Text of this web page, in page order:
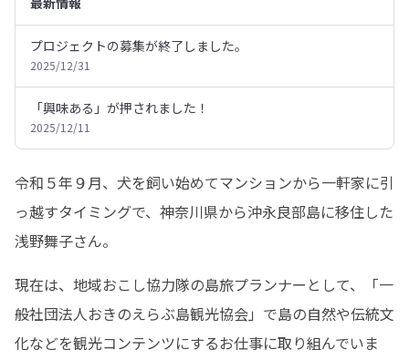
プロジェクトの募集が終了しました。
2025/12/31
「興味ある」が押されました！
2025/12/11
令和５年９月、犬を飼い始めてマンションから一軒家に引
っ越すタイミングで、神奈川県から沖永良部島に移住した
浅野舞子さん。
現在は、地域おこし協力隊の島旅プランナーとして、「一
般社団法人おきのえらぶ島観光協会」で島の自然や伝統文
化などを観光コンテンツにするお仕事に取り組んでいま